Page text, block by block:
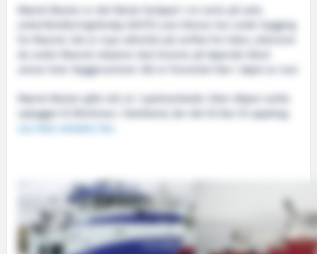
Mærsk Master er det første fartøyet i en serie på seks
ankerhåndteringsfartøy (AHTS) som Kleven har under bygging
de andre Maersk-skipene skal leveres på løpende bånd
utover året. Byggenummer 383 er forventet klar i løpet av mai.
Mærsk Master gikk rett ut i spotmarkedet. Etter dåpen seilte
nybygget til Montrose i Skottland, der det lå klar til oppdrag.